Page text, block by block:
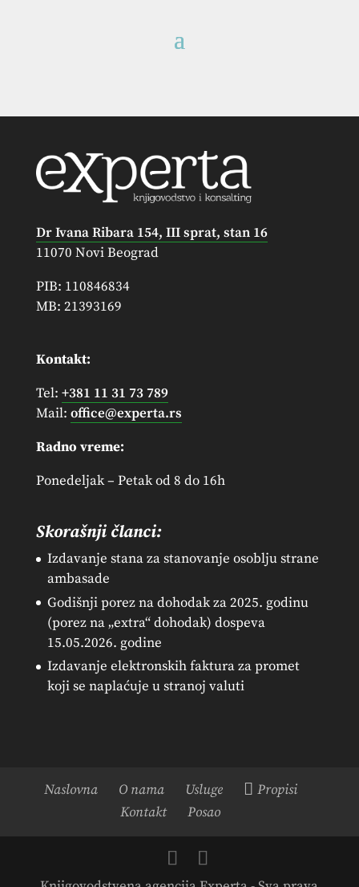
Dr Ivana Ribara 154, III sprat, stan 16
11070 Novi Beograd
PIB: 110846834
MB: 21393169
Kontakt:
Tel: +381 11 31 73 789
Mail: office@experta.rs
Radno vreme:
Ponedeljak – Petak od 8 do 16h
Skorašnji članci:
Izdavanje stana za stanovanje osoblju strane
ambasade
Godišnji porez na dohodak za 2025. godinu
(porez na „extra“ dohodak) dospeva
15.05.2026. godine
Izdavanje elektronskih faktura za promet
koji se naplaćuje u stranoj valuti
Naslovna O nama Usluge
Propisi
Kontakt
Posao